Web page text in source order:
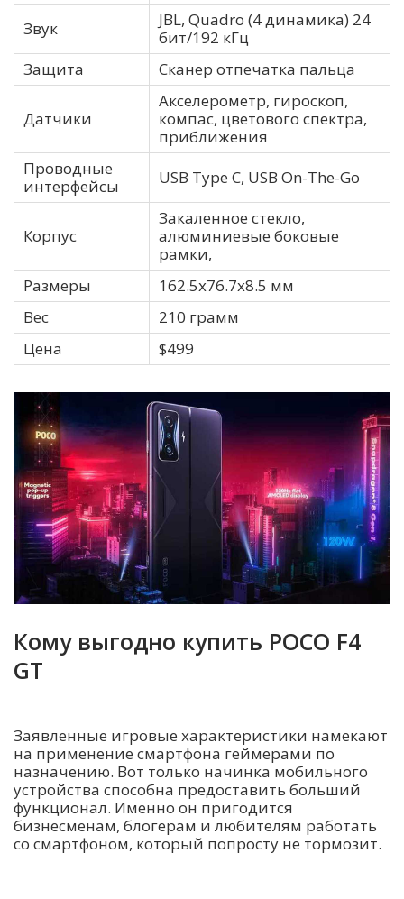
Звук
JBL, Quadro (4 динамика) 24
бит/192 кГц
Защита
Сканер отпечатка пальца
Датчики
Акселерометр, гироскоп,
компас, цветового спектра,
приближения
Проводные
интерфейсы
USB Type C, USB On-The-Go
Корпус
Закаленное стекло,
алюминиевые боковые
рамки,
Размеры
162.5х76.7х8.5 мм
Вес
210 грамм
Цена
$499
Кому выгодно купить POCO F4
GT
Заявленные игровые характеристики намекают
на применение смартфона геймерами по
назначению. Вот только начинка мобильного
устройства способна предоставить больший
функционал. Именно он пригодится
бизнесменам, блогерам и любителям работать
со смартфоном, который попросту не тормозит.